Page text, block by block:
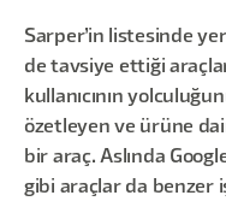
Sarper’in listesinde
de tavsiye ettiği
kullanıcının
özetleyen ve ürüne
bir araç. Aslında
gibi araçlar da benzer